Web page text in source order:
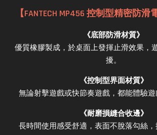
【FANTECH MP456 控制型精密防滑
《底部防滑材質》
優質橡膠製成，於桌面上發揮止滑效果，
擾。
《控制型界面材質》
無論射擊遊戲或快節奏遊戲，都能體驗遊
《耐磨損縫合收邊》
長時間使用感受舒適，表面不脫落勾絲，